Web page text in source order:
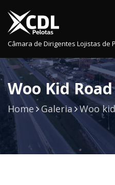
Câmara de Dirigentes Lojistas de
Woo Kid
Home Galeria Woo